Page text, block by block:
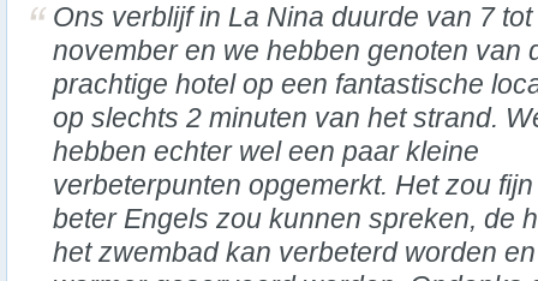
Ons verblijf in La Nina duurde van 7 tot
november en we hebben genoten van
prachtige hotel op een fantastische
op slechts 2 minuten van het strand.
hebben echter wel een paar kleine
verbeterpunten opgemerkt. Het zou
beter Engels zou kunnen spreken, de
het zwembad kan verbeterd worden